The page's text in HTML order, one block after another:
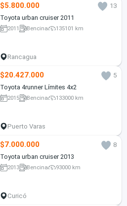
$5.800.000
13
Toyota urban cruiser 2011
2011 Bencina 135101 km
Rancagua
$20.427.000
5
Toyota 4runner Límites 4x2
2015 Bencina 133000 km
Puerto Varas
$7.000.000
8
Toyota urban cruiser 2013
2013 Bencina 93000 km
Curicó